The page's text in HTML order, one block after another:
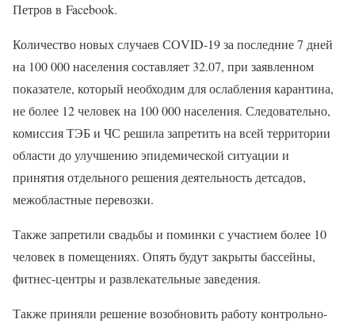
Петров в Facebook.
Количество новых случаев СОVID-19 за последние 7 дней
на 100 000 населения составляет 32.07, при заявленном
показателе, который необходим для ослабления карантина,
не более 12 человек на 100 000 населения. Следовательно,
комиссия ТЭБ и ЧС решила запретить на всей территории
области до улучшению эпидемической ситуации и
принятия отдельного решения деятельность детсадов,
межобластные перевозки.
Также запретили свадьбы и поминки с участием более 10
человек в помещениях. Опять будут закрыты бассейны,
фитнес-центры и развлекательные заведения.
Также приняли решение возобновить работу контрольно-